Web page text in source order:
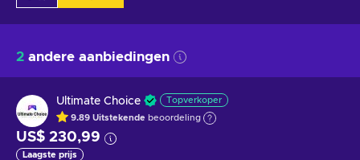
2 andere aanbiedingen
Ultimate Choice Topverkoper
9.89 Uitstekende beoordeling
US$ 230,99
Laagste prijs